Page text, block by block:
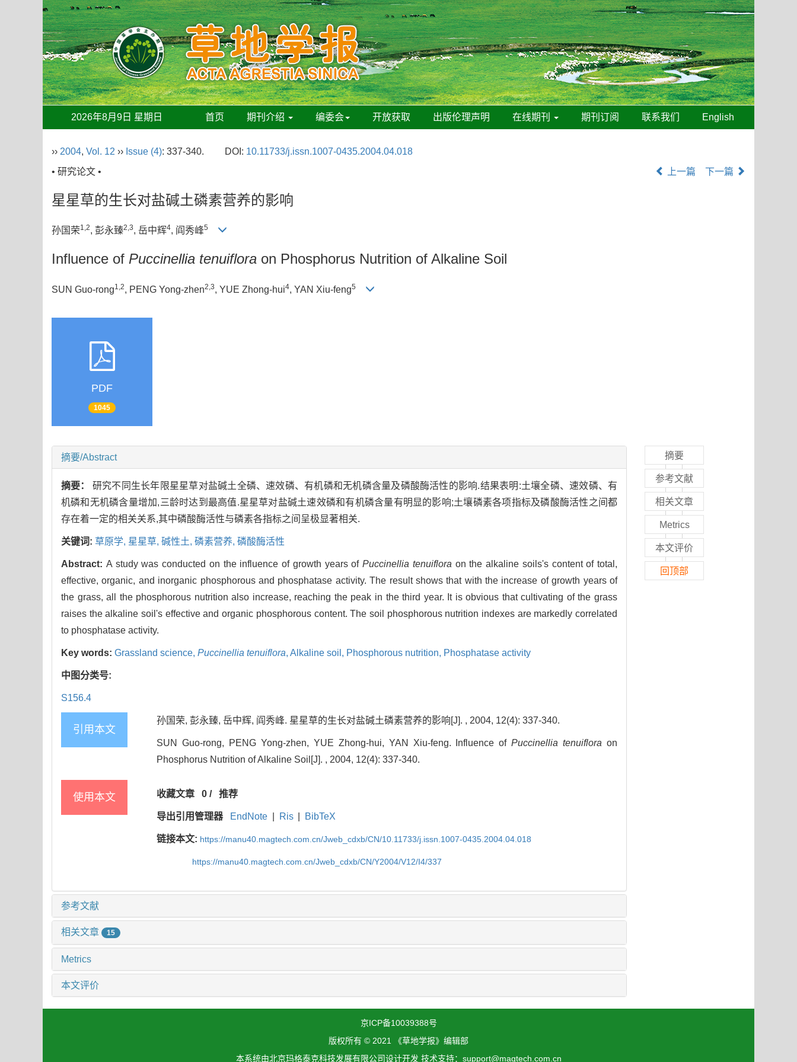
2026年8月9日 星期日 首页 期刊介绍 编委会 开放获取 出版伦理声明 在线期刊 期刊订阅 联系我们 English
›› 2004, Vol. 12 ›› Issue (4): 337-340. DOI: 10.11733/j.issn.1007-0435.2004.04.018
• 研究论文 •
上一篇 下一篇
星星草的生长对盐碱土磷素营养的影响
孙国荣1,2, 彭永臻2,3, 岳中辉4, 阎秀峰5
Influence of Puccinellia tenuiflora on Phosphorus Nutrition of Alkaline Soil
SUN Guo-rong1,2, PENG Yong-zhen2,3, YUE Zhong-hui4, YAN Xiu-feng5
PDF
1045
摘要/Abstract
摘要： 研究不同生长年限星星草对盐碱土全磷、速效磷、有机磷和无机磷含量及磷酸酶活性的影响.结果表明:土壤全磷、速效磷、有
机磷和无机磷含量增加,三龄时达到最高值.星星草对盐碱土速效磷和有机磷含量有明显的影响;土壤磷素各项指标及磷酸酶活性之间都
存在着一定的相关关系,其中磷酸酶活性与磷素各指标之间呈极显著相关.
关键词: 草原学, 星星草, 碱性土, 磷素营养, 磷酸酶活性
Abstract: A study was conducted on the influence of growth years of Puccinellia tenuiflora on the alkaline soils's content of total,
effective, organic, and inorganic phosphorous and phosphatase activity. The result shows that with the increase of growth years of
the grass, all the phosphorous nutrition also increase, reaching the peak in the third year. It is obvious that cultivating of the grass
raises the alkaline soil's effective and organic phosphorous content. The soil phosphorous nutrition indexes are markedly correlated
to phosphatase activity.
Key words: Grassland science, Puccinellia tenuiflora, Alkaline soil, Phosphorous nutrition, Phosphatase activity
中图分类号:
S156.4
引用本文
孙国荣, 彭永臻, 岳中辉, 阎秀峰. 星星草的生长对盐碱土磷素营养的影响[J]. , 2004, 12(4): 337-340.
SUN Guo-rong, PENG Yong-zhen, YUE Zhong-hui, YAN Xiu-feng. Influence ofPuccinellia tenuiflora on
Phosphorus Nutrition of Alkaline Soil[J]. , 2004, 12(4): 337-340.
使用本文 收藏文章 0 /推荐
导出引用管理器 EndNote Ris BibTeX
链接本文: https://manu40.magtech.com.cn/Jweb_cdxb/CN/10.11733/j.issn.1007-0435.2004.04.018
https://manu40.magtech.com.cn/Jweb_cdxb/CN/Y2004/V12/I4/337
参考文献
相关文章 15
Metrics
本文评价
摘要
参考文献
相关文章
Metrics
本文评价
回顶部
京ICP备10039388号
版权所有 © 2021 《草地学报》编辑部
本系统由北京玛格泰克科技发展有限公司设计开发 技术支持：support@magtech.com.cn